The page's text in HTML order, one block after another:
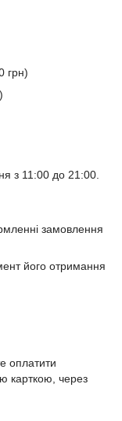
грн)
з 11:00 до 21:00.
замовлення
його отримання
оплатити
карткою, через